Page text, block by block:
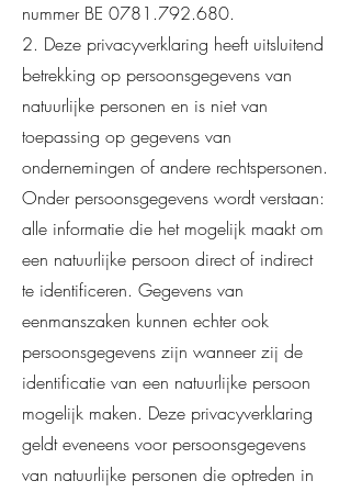
nummer BE 0781.792.680.
2. Deze privacyverklaring heeft uitsluitend
betrekking op persoonsgegevens van
natuurlijke personen en is niet van
toepassing op gegevens van
ondernemingen of andere rechtspersonen.
Onder persoonsgegevens wordt verstaan:
alle informatie die het mogelijk maakt om
een natuurlijke persoon direct of indirect
te identificeren. Gegevens van
eenmanszaken kunnen echter ook
persoonsgegevens zijn wanneer zij de
identificatie van een natuurlijke persoon
mogelijk maken. Deze privacyverklaring
geldt eveneens voor persoonsgegevens
van natuurlijke personen die optreden in